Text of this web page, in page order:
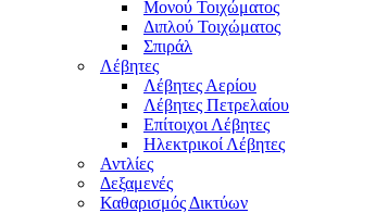
Μονού Τοιχώματος
Διπλού Τοιχώματος
Σπιράλ
Λέβητες
Λέβητες Αερίου
Λέβητες Πετρελαίου
Επίτοιχοι Λέβητες
Ηλεκτρικοί Λέβητες
Αντλίες
Δεξαμενές
Καθαρισμός Δικτύων